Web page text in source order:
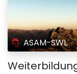
ASAM-SWL